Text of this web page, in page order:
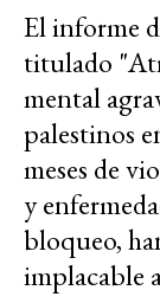
El informe
titulado
mental
palestinos
meses de
y
bloqueo,
implacable